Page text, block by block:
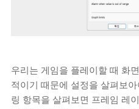
우리는 게임을 플레이할 때 화
적이기 때문에 설정을 살펴보
링 항목을 살펴보면 프레임 레